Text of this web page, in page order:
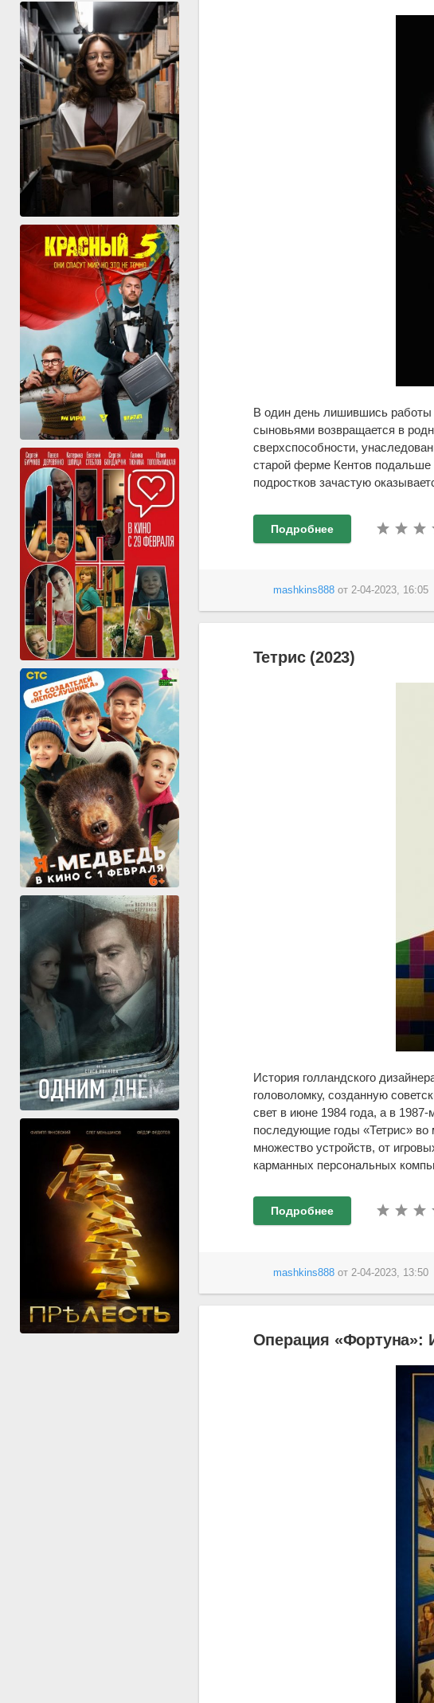
В один день лишившись работы
сыновьями возвращается в
сверхспособности,
старой ферме Кентов подальше
подростков зачастую
Подробнее
mashkins888от 2-04-2023, 16:05
Тетрис (2023)
История голландского
головоломку, созданную
свет в июне 1984 года, а в
последующие годы «Тетрис» во
множество устройств, от
карманных персональных
Подробнее
mashkins888от 2-04-2023, 13:50
Операция «Фортуна»: